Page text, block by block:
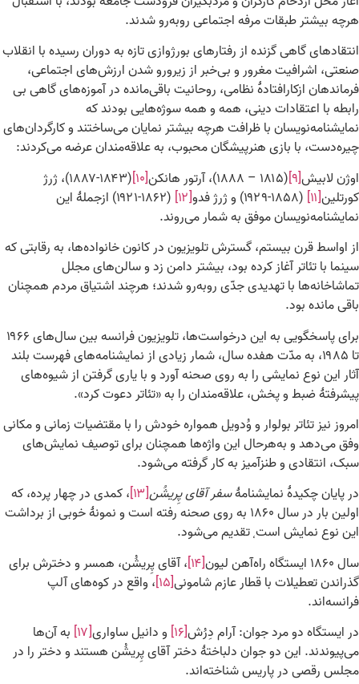
هرچه بیشتر طبقات مرفه اجتماعی روبه‌رو شدند.
انتقادهای گاهی گزنده از رفتارهای بورژوازی تازه به دوران رسیده با انقلاب
صنعتی، اشرافیت مغرور و بی‌خبر از زیرورو شدن ارزش‌های اجتماعی،
فرماندهان ازکارافتادهٔ نظامی، روحانیت باقی‌مانده در آموزه‌های گاهی بی
رابطه با اعتقادات دینی، همه و همه سوژه‌هایی بودند که
نمایشنامه‌نویسان با ظرافت هرچه بیشتر نمایان می‌ساختند و کارگردان‌های
چیره‌دست، با بازی هنرپیشگان محبوب، به علاقه‌مندان عرضه می‌کردند:
اوژن لابیش[۹] (۱۸۱۵ – ۱۸۸۸)، آرتور هانکن [۱۰]
(۱۸۴۳-۱۸۸۷)، ژرژ
کورتلین[۱۱] (۱۸۵۸-۱۹۲۹) و ژرژ فدو [۱۲]
(۱۸۶۲-۱۹۲۱) ازجملهٔ این
نمایشنامه‌نویسان موفق به شمار می‌روند.
از اواسط قرن بیستم، گسترش تلویزیون در کانون خانواده‌ها، به رقابتی که
سینما با تئاتر آغاز کرده بود، بیشتر دامن زد و سالن‌های مجلل
تماشاخانه‌ها با تهدیدی جدّی روبه‌رو شدند؛ هرچند اشتیاق مردم همچنان
باقی‌ مانده بود.
برای پاسخگویی به این درخواست‌ها، تلویزیون فرانسه بین سال‌های ۱۹۶۶
تا ۱۹۸۵، به مدّت هفده سال، شمار زیادی از نمایشنامه‌های فهرست بلند
آثار این نوع نمایشی را به روی صحنه آورد و با یاری گرفتن از شیوه‌های
پیشرفتهٔ ضبط و پخش، علاقه‌مندان را به «تئاتر دعوت کرد».
امروز نیز تئاتر بولوار و وُدویل همواره خودش را با مقتضیات زمانی و مکانی
وفق می‌دهد و به‌هرحال این واژه‌ها همچنان برای توصیف نمایش‌های‌
سبک، انتقادی و طنزآمیز به کار گرفته می‌شود.
در پایان چکیدهٔ نمایشنامهٔسفر آقای پِریشُن[۱۳]
، کمدی در چهار پرده، که
اولین بار در سال ۱۸۶۰ به روی صحنه رفته است و نمونهٔ خوبی از برداشت
این نوع نمایش است، تقدیم می‌شود.
سال ۱۸۶۰ ایستگاه راه‌آهن لیون
[۱۴]
، آقای پِریشُن، همسر و دخترش برای
گذراندن تعطیلات با قطار عازم شامونی[۱۵]
، واقع در کوه‌های آلپ
فرانسه‌اند.
در ایستگاه دو مرد جوان: آرام دِرُش[۱۶] و دانیل ساواری[۱۷]
به آن‌ها
می‌پیوندند. این دو جوان دلباختهٔ دختر آقای پِریشُن هستند و دختر را در
مجلس رقصی در پاریس شناخته‌اند.